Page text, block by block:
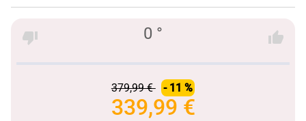
0 °
379,99 € - 11 %
339,99 €